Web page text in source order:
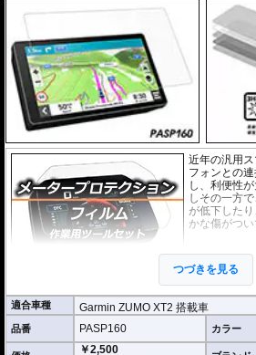
近年の汎用
フォンとの
し、利便性
しその一方
が低下した
かな傷がつ
汚れからデ
トには２枚の
ンチグレア)
合わせたものをご利用いただけます。
スーパークリ
透明性の高
と画面にな
つづきを見る
適合車種 Garmin ZUMO XT2 搭載車
品番 PASP160 カラー
￥2,500